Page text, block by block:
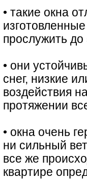
• такие окна
прослужить до
• они
снег, низкие
воздействия
протяжении
• окна очень
ни сильный
все же
квартире